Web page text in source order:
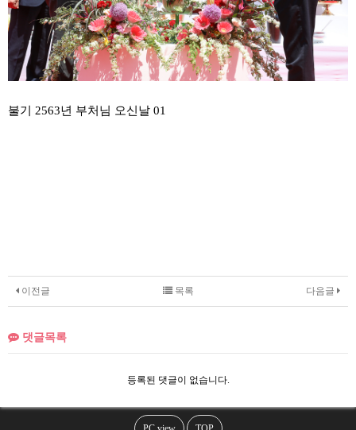
불기 2563년 부처님 오신날 01
이전글 다음글
목록
댓글목록
등록된 댓글이 없습니다.